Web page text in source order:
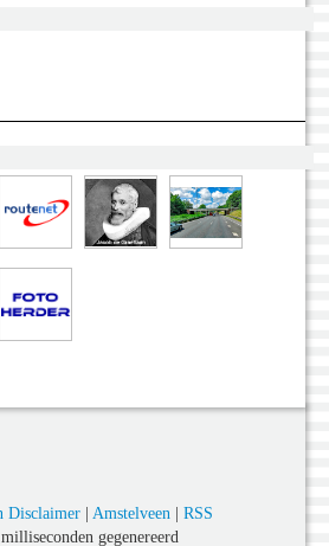
Disclaimer| Amstelveen| RSS
gegenereerd